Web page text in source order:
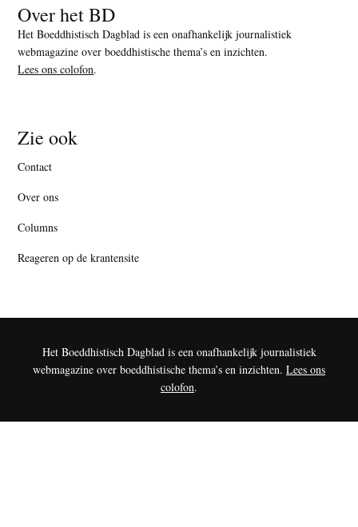
Over het BD
Het Boeddhistisch Dagblad is een onafhankelijk journalistiek
webmagazine over boeddhistische thema’s en inzichten.
Lees ons colofon.
Zie ook
Contact
Over ons
Columns
Reageren op de krantensite
Het Boeddhistisch Dagblad is een onafhankelijk journalistiek
webmagazine over boeddhistische thema’s en inzichten. Lees ons
colofon.